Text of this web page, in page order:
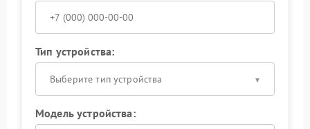
Тип устройства:
Выберите тип устройства
Модель устройства: